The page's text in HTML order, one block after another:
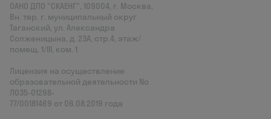
ОАНО ДПО "СКАЕНГ", 109004, г. Москва,
Вн. тер. г. муниципальный округ
Таганский, ул. Александра
Солженицына, д. 23А, стр.4, этаж/
помещ. 1/III, ком. 1
Лицензия на осуществление
образовательной деятельности No
Л035‑01298-
77/00181469 от 06.08.2019 года